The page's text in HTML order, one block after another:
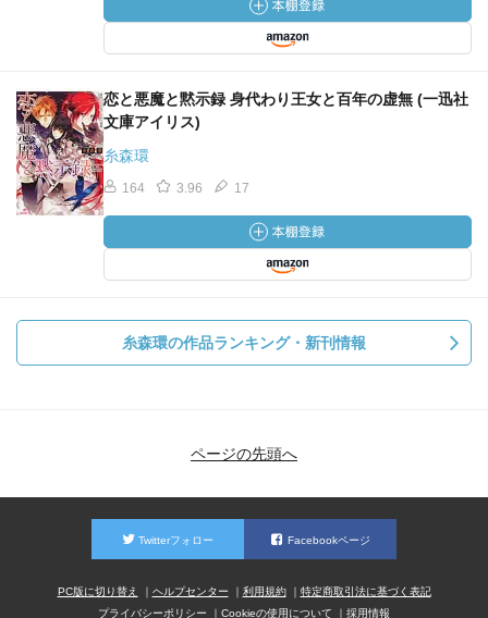
恋と悪魔と黙示録 身代わり王女と百年の虚無 (一迅社
文庫アイリス)
糸森環
164 3.96 17
糸森環の作品ランキング・新刊情報
ページの先頭へ
Twitterフォロー Facebookページ
PC版に切り替え ヘルプセンター 利用規約
特定商取引法に基づく表記
プライバシーポリシー
Cookieの使用について 採用情報